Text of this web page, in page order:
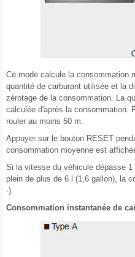
Ce mode calcule la consommation
quantité de carburant utilisée et la
zérotage de la consommation. La
calculée d'après la consommation.
rouler au moins 50 m.
Appuyer sur le bouton RESET
consommation moyenne est
Si la vitesse du véhicule dépasse
plein de plus de 6 l (1,6 gallon), la
-).
Consommation instantanée de